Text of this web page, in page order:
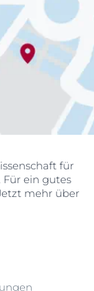
für
ein gutes
mehr über